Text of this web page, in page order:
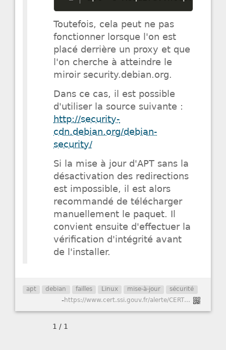
Toutefois, cela peut ne pas
fonctionner lorsque l'on est
placé derrière un proxy et que
l'on cherche à atteindre le
miroir security.debian.org.
Dans ce cas, il est possible
d'utiliser la source suivante :
http://security-
cdn.debian.org/debian-
security/
Si la mise à jour d'APT sans la
désactivation des redirections
est impossible, il est alors
recommandé de télécharger
manuellement le paquet. Il
convient ensuite d'effectuer la
vérification d'intégrité avant
de l'installer.
apt debian failles Linux mise-à-jour sécurité
- https://www.cert.ssi.gouv.fr/alerte/CERTFR-2019-ALE-001/
1 / 1